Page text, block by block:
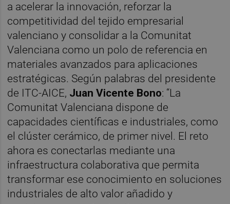
a acelerar la innovación, reforzar la
competitividad del tejido empresarial
valenciano y consolidar a la Comunitat
Valenciana como un polo de referencia en
materiales avanzados para aplicaciones
estratégicas. Según palabras del presidente
de ITC-AICE, Juan Vicente Bono: “La
Comunitat Valenciana dispone de
capacidades científicas e industriales, como
el clúster cerámico, de primer nivel. El reto
ahora es conectarlas mediante una
infraestructura colaborativa que permita
transformar ese conocimiento en soluciones
industriales de alto valor añadido y